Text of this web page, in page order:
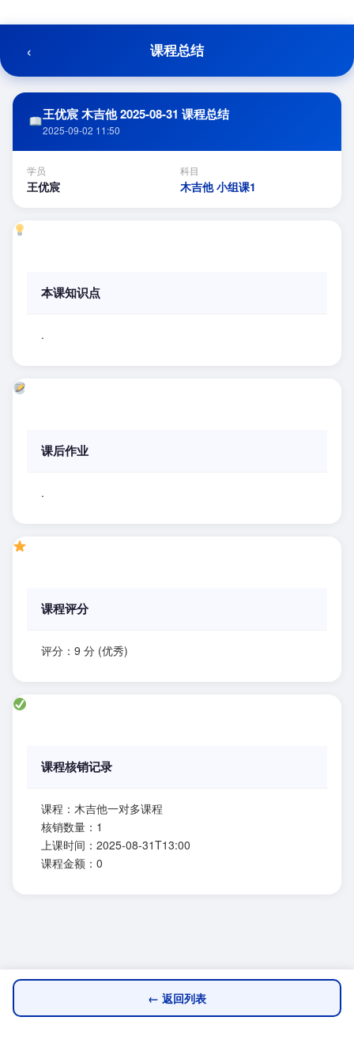
至
容
‹ 课程总结
王优宸 木吉他 2025-08-31 课程总结
2025-09-02 11:50
学员
王优宸
科目
木吉他 小组课1
本课知识点
.
课后作业
.
课程评分
评分：9 分 (优秀)
课程核销记录
课程：木吉他一对多课程
核销数量：1
上课时间：2025-08-31T13:00
课程金额：0
← 返回列表